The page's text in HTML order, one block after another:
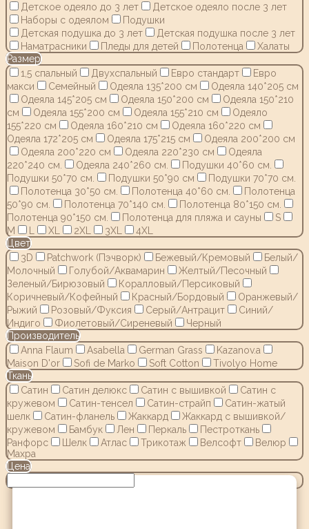
Детское одеяло до 3 лет
Детское одеяло после 3 лет
Наборы с одеялом
Подушки
Детская подушка до 3 лет
Детская подушка после 3 лет
Наматрасники
Пледы для детей Полотенца
Халаты
Размер
1,5 спальный
Двухспальный Евро стандарт
Евро
макси
Семейный Одеяла 135*200 см
Одеяла 140*205 см
Одеяла 145*205 см
Одеяла 150*200 см
Одеяла 150*210
см
Одеяла 155*200 см Одеяла 155*210 см
Одеяло
155*220 см
Одеяла 160*210 см
Одеяла 160*220 см
Одеяла 172*205 см
Одеяла 175*215 см
Одеяла 200*200 см
Одеяла 200*220 см
Одеяла 220*230 см
Одеяла
220*240 см.
Одеяла 240*260 см.
Подушки 40*60 см.
Подушки 50*70 см.
Подушки 50*90 см
Подушки 70*70 см.
Полотенца 30*50 см.
Полотенца 40*60 см.
Полотенца
50*90 см.
Полотенца 70*140 см.
Полотенца 80*150 см.
Полотенца 90*150 см.
Полотенца для пляжа и сауны
S
M
XL 2XL 3XL
4XL
Цвет
3D
Patchwork (Пэчворк) Бежевый/Кремовый
Белый/
Молочный
Голубой/Аквамарин
Желтый/Песочный
Зеленый/Бирюзовый
Коралловый/Персиковый
Коричневый/Кофейный
Красный/Бордовый
Оранжевый/
Рыжий
Розовый/Фуксия Серый/Антрацит
Синий/
Индиго
Фиолетовый/Сиреневый
Черный
Производитель
Anna Flaum
Asabella German Grass
Kazanov.a
Maison D'or
Sofi de Marko Soft Cotton
Tivolyo Home
Ткань
Сатин
Сатин делюкс Сатин с вышивкой
Сатин с
кружевом
Сатин-тенсел Сатин-страйп
Сатин-жатый
шелк
Сатин-фланель Жаккард
Жаккард с вышивкой/
кружевом
Бамбук Лен Перкаль
Пестроткань
Ранфорс
Шелк Атлас Трикотаж Велсофт
Велюр
Махра
Цена